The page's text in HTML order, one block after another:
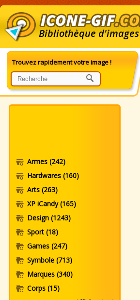
Bibliothèque d'images
Trouvez rapidement votre image !
Armes (242)
Hardwares (160)
Arts (263)
XP iCandy(165)
Design (1243)
Sport (18)
Games (247)
Symbole (713)
Marques (340)
Corps (15)